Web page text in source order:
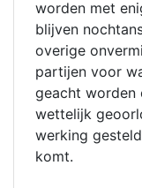
worden met
blijven
overige
partijen voor
geacht worden
wettelijk
werking
komt.